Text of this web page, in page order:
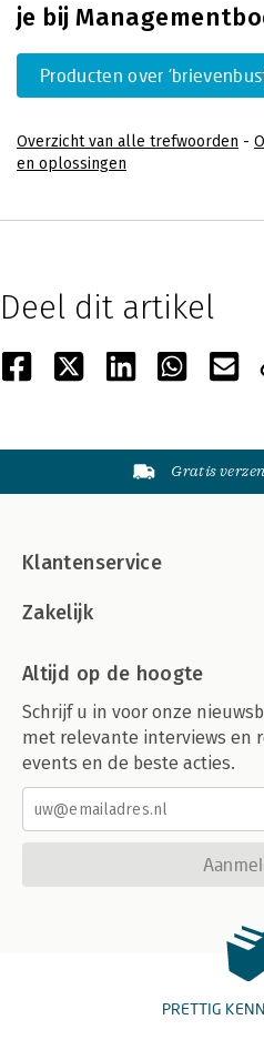
je bij
Producten over
Overzicht van alle trefwoorden -
en oplossingen
Deel dit artikel
Gratis
Klantenservice
Zakelijk
Altijd op de hoogte
Schrijf u in voor onze
met relevante interviews en
events en de beste acties.
PRETTIG